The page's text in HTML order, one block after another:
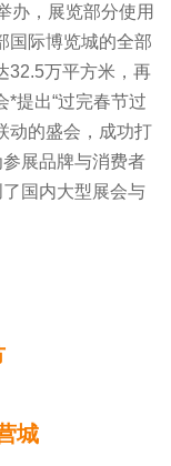
办，展览部分使用
国际博览城的全部
32.5万平方米，再
*提出“过完春节过
动的盛会，成功打
展品牌与消费者
了国内大型展会与
城